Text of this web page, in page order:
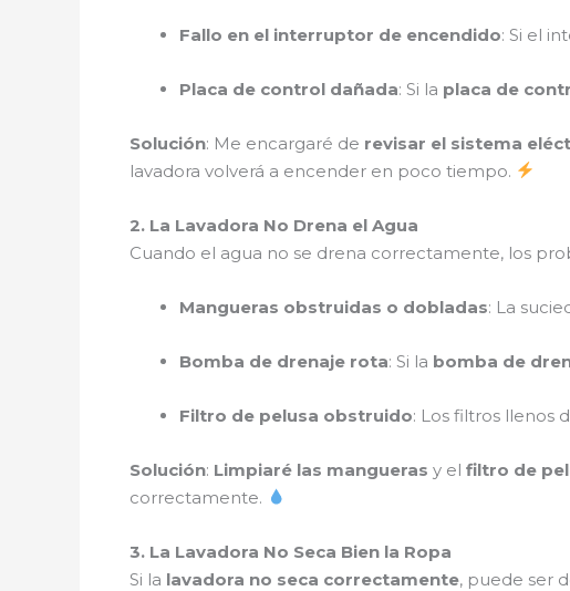
Fallo en el interruptor de encendido: Si el
Placa de control dañada: Si la placa de
Solución: Me encargaré de revisar el sistema
lavadora volverá a encender en poco tiempo.
2. La Lavadora No Drena el Agua
Cuando el agua no se drena correctamente, los
Mangueras obstruidas o dobladas: La
Bomba de drenaje rota: Si la bomba de
Filtro de pelusa obstruido: Los filtros llenos
Solución: Limpiaré las mangueras y el filtro de
correctamente.
3. La Lavadora No Seca Bien la Ropa
Si la lavadora no seca correctamente, puede ser